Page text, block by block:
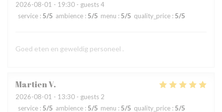
2026-08-01 - 19:30 - guests 4
service : 5/5 ambience : 5/5 menu : 5/5 quality_price : 5/5
Goed eten en geweldig personeel .
MartienV
2026-08-01 - 13:30 - guests 2
service : 5/5 ambience : 5/5 menu : 5/5 quality_price : 5/5